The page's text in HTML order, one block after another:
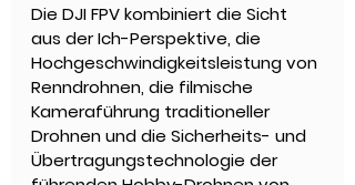
Die DJI FPV kombiniert die Sicht
aus der Ich-Perspektive, die
Hochgeschwindigkeitsleistung von
Renndrohnen, die filmische
Kameraführung traditioneller
Drohnen und die Sicherheits- und
Übertragungstechnologie der